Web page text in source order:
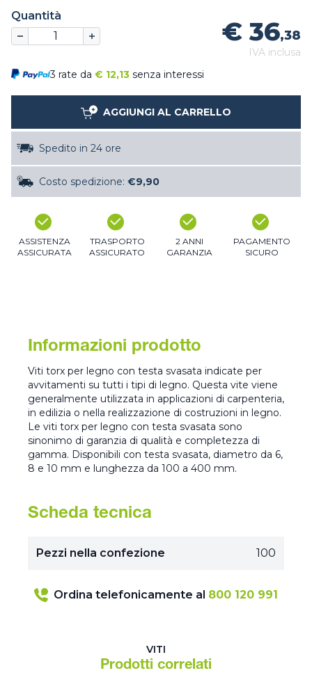
Quantità
€ 36,38
IVA inclusa
3 rate da € 12,13 senza interessi
AGGIUNGI AL CARRELLO
Spedito in 24 ore
Costo spedizione: €9,90
ASSISTENZA
ASSICURATA
TRASPORTO
ASSICURATO
2 ANNI
GARANZIA
PAGAMENTO
SICURO
Informazioni prodotto
Viti torx per legno con testa svasata indicate per
avvitamenti su tutti i tipi di legno. Questa vite viene
generalmente utilizzata in applicazioni di carpenteria,
in edilizia o nella realizzazione di costruzioni in legno.
Le viti torx per legno con testa svasata sono
sinonimo di garanzia di qualità e completezza di
gamma. Disponibili con testa svasata, diametro da 6,
8 e 10 mm e lunghezza da 100 a 400 mm.
Scheda tecnica
Pezzi nella confezione 100
Ordina telefonicamente al 800 120 991
VITI
Prodotti correlati